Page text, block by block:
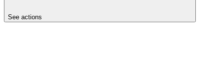
See actions